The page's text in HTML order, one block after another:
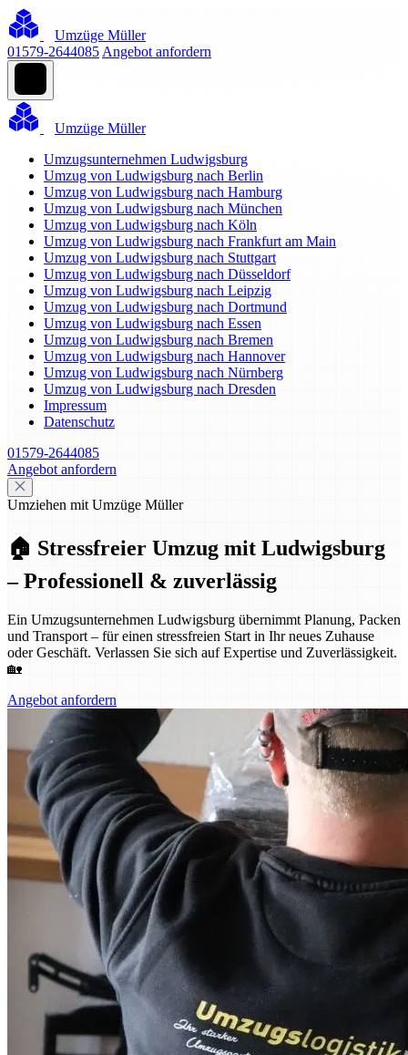
Umzüge Müller
01579-2644085 Angebot anfordern
Umzüge Müller
Umzugsunternehmen Ludwigsburg
Umzug von Ludwigsburg nach Berlin
Umzug von Ludwigsburg nach Hamburg
Umzug von Ludwigsburg nach München
Umzug von Ludwigsburg nach Köln
Umzug von Ludwigsburg nach Frankfurt am Main
Umzug von Ludwigsburg nach Stuttgart
Umzug von Ludwigsburg nach Düsseldorf
Umzug von Ludwigsburg nach Leipzig
Umzug von Ludwigsburg nach Dortmund
Umzug von Ludwigsburg nach Essen
Umzug von Ludwigsburg nach Bremen
Umzug von Ludwigsburg nach Hannover
Umzug von Ludwigsburg nach Nürnberg
Umzug von Ludwigsburg nach Dresden
Impressum
Datenschutz
01579-2644085
Angebot anfordern
Umziehen mit Umzüge Müller
🏠 Stressfreier Umzug mit Ludwigsburg
– Professionell & zuverlässig
Ein Umzugsunternehmen Ludwigsburg übernimmt Planung, Packen
und Transport – für einen stressfreien Start in Ihr neues Zuhause
oder Geschäft. Verlassen Sie sich auf Expertise und Zuverlässigkeit.
🏡
Angebot anfordern